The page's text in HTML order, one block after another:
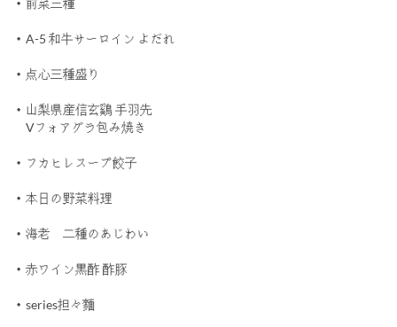
・前菜三種
・A-5 和牛サーロイン よだれ
・点心三種盛り
・山梨県産信玄鷄 手羽先
Vフォアグラ包み焼き
・フカヒレスープ餃子
・本日の野菜料理
・海老 二種のあじわい
・赤ワイン黒酢 酢豚
・series担々麵